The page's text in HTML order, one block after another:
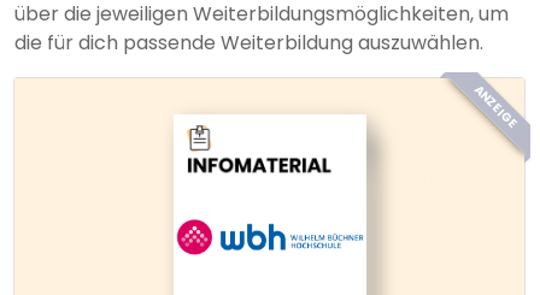
über die jeweiligen Weiterbildungsmöglichkeiten, um
die für dich passende Weiterbildung auszuwählen.
ANZEIGE